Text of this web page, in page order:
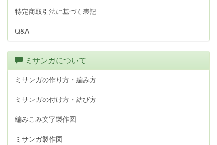
特定商取引法に基づく表記
Q&A
ミサンガについて
ミサンガの作り方・編み方
ミサンガの付け方・結び方
編みこみ文字製作図
ミサンガ製作図